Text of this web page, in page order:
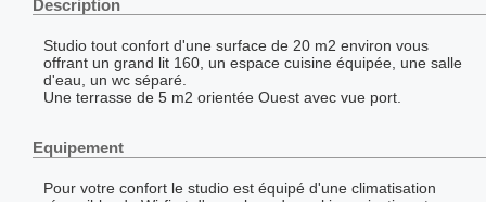
Description
Studio tout confort d'une surface de 20 m2 environ vous
offrant un grand lit 160, un espace cuisine équipée, une salle
d'eau, un wc séparé.
Une terrasse de 5 m2 orientée Ouest avec vue port.
Equipement
Pour votre confort le studio est équipé d'une climatisation